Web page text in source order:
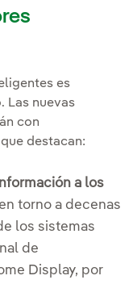
es
Las nuevas
con
destacan:
a los
torno a decenas
los sistemas
de
Display, por